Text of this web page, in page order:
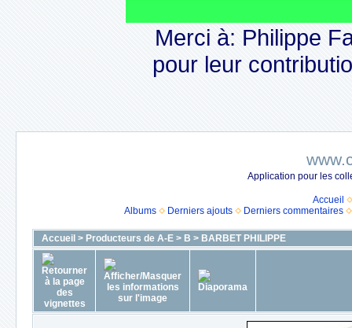
Merci à: Philippe
pour leur
Application pour les
Accueil
Albums
Derniers ajouts Derniers commentaires
Accueil > Producteurs de A-E > B > BARBET PHILIPPE